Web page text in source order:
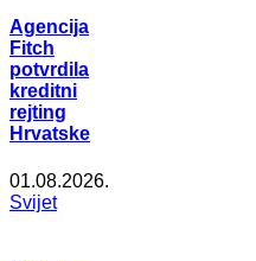
Agencija
Fitch
potvrdila
kreditni
rejting
Hrvatske
01.08.2026.
Svijet